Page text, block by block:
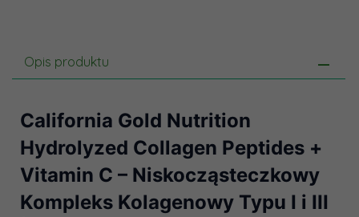
Opis produktu
California Gold Nutrition
Hydrolyzed Collagen Peptides +
Vitamin C – Niskocząsteczkowy
Kompleks Kolagenowy Typu I i III